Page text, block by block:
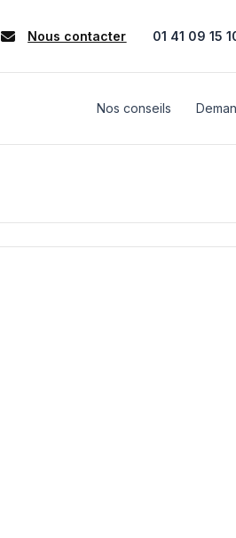
Nous contacter 01 41 09 15
Nos conseils